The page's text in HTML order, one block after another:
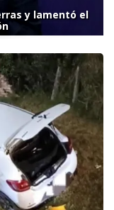
y lamentó el